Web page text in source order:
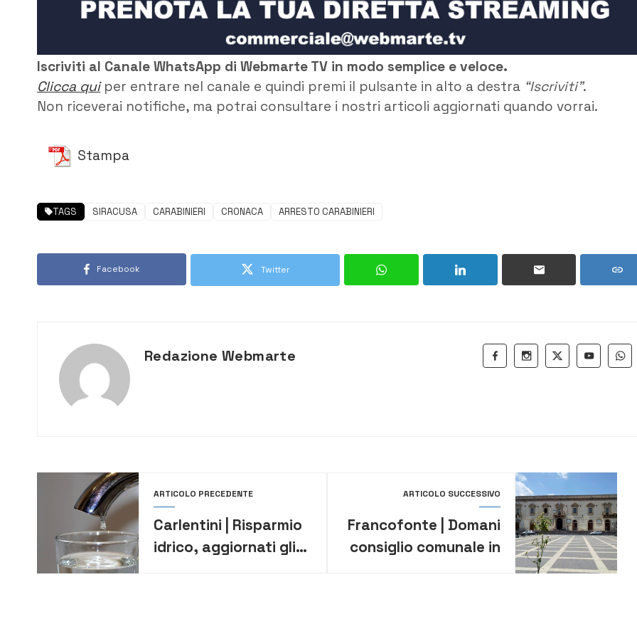
Iscriviti al Canale WhatsApp di Webmarte TV in modo semplice e veloce.
Clicca quiper entrare nel canale e quindi premi il pulsante in alto a destra “Iscriviti”.
Non riceverai notifiche, ma potrai consultare i nostri articoli aggiornati quando vorrai.
Stampa
TAGS SIRACUSA CARABINIERI CRONACA ARRESTO CARABINIERI
Facebook Twitter
Redazione Webmarte
ARTICOLO PRECEDENTE
Carlentini | Risparmio
idrico, aggiornati gli
ARTICOLO SUCCESSIVO
Francofonte | Domani
consiglio comunale in